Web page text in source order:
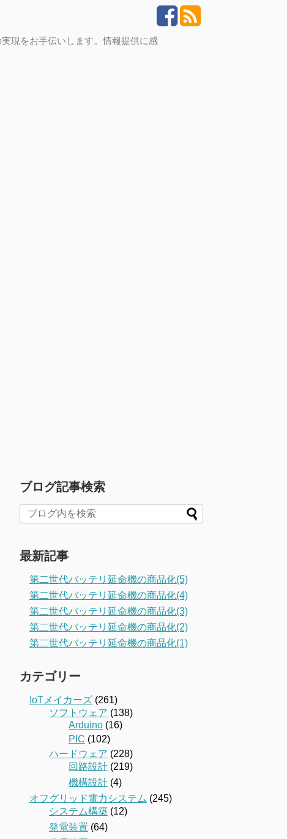
現をお手伝いします。情報提供に感
ブログ記事検索
最新記事
第二世代バッテリ延命機の商品化(5)
第二世代バッテリ延命機の商品化(4)
第二世代バッテリ延命機の商品化(3)
第二世代バッテリ延命機の商品化(2)
第二世代バッテリ延命機の商品化(1)
カテゴリー
IoTメイカーズ (261)
ソフトウェア (138)
Arduino (16)
PIC (102)
ハードウェア (228)
回路設計 (219)
機構設計 (4)
オフグリッド電力システム (245)
システム構築 (12)
発電装置 (64)